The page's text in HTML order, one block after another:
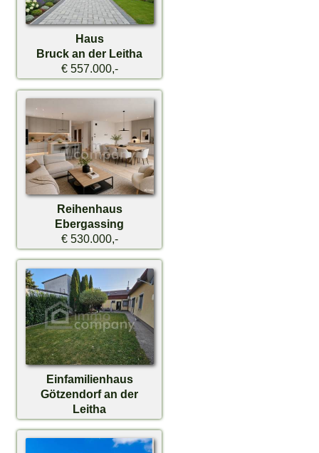
Haus
Bruck an der Leitha
€ 557.000,-
Reihenhaus
Ebergassing
€ 530.000,-
Einfamilienhaus
Götzendorf an der
Leitha
€ 325.000,-